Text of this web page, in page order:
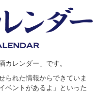
レンダー」です。
られた情報からできていま
ベントがあるよ」といった